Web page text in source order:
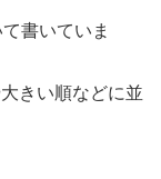
書いていま
きい順などに並